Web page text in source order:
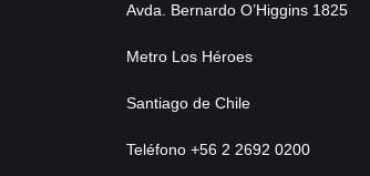
Avda. Bernardo O’Higgins 1825
Metro Los Héroes
Santiago de Chile
Teléfono +56 2 2692 0200